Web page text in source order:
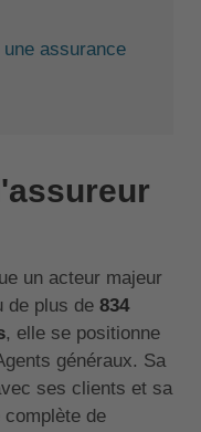
assurance
un acteur majeur
de plus de 834
, elle se positionne
généraux. Sa
ses clients et sa
de